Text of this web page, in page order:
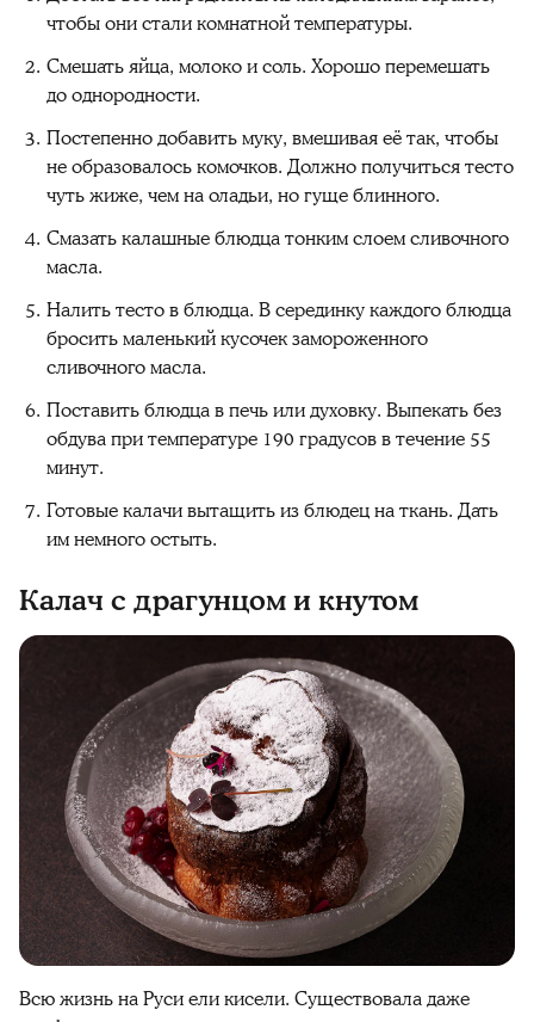
чтобы они стали комнатной температуры.
Смешать яйца, молоко и соль. Хорошо перемешать
до однородности.
Постепенно добавить муку, вмешивая её так, чтобы
не образовалось комочков. Должно получиться тесто
чуть жиже, чем на оладьи, но гуще блинного.
Смазать калашные блюдца тонким слоем сливочного
масла.
Налить тесто в блюдца. В серединку каждого блюдца
бросить маленький кусочек замороженного
сливочного масла.
Поставить блюдца в печь или духовку. Выпекать без
обдува при температуре 190 градусов в течение 55
минут.
Готовые калачи вытащить из блюдец на ткань. Дать
им немного остыть.
Калач с драгунцом и кнутом
Всю жизнь на Руси ели кисели. Существовала даже